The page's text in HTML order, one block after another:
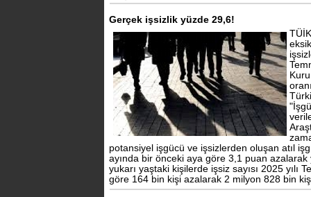
Gerçek işsizlik yüzde 29,6!
potansiyel işgücü ve işsizlerden oluşan atıl
ayında bir önceki aya göre 3,1 puan
yukarı yaştaki kişilerde işsiz sayısı 2025 yılı
göre 164 bin kişi azalarak 2 milyon 828 bin